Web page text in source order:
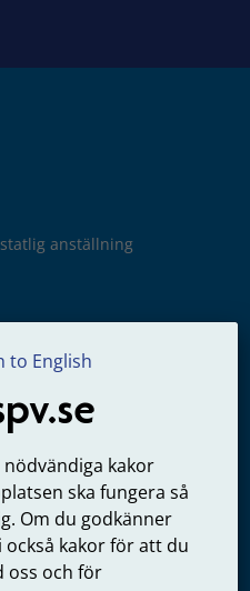
to English
nödvändiga kakor
ska fungera så
Om du godkänner
kakor för att du
oss och för
anställning